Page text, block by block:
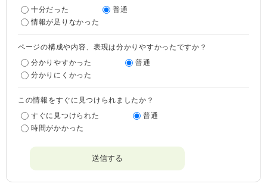
十分だった
普通
情報が足りなかった
ページの構成や内容、表現は分かりやすかったですか？
分かりやすかった
普通
分かりにくかった
この情報をすぐに見つけられましたか？
すぐに見つけられた
普通
時間がかかった